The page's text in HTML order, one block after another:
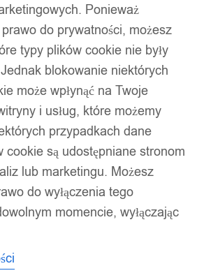
Ponieważ
do prywatności, możesz
typy plików cookie nie były
blokowanie niektórych
może wpłynąć na Twoje
i usług, które możemy
przypadkach dane
cookie są udostępniane stronom
lub marketingu. Możesz
do wyłączenia tego
momencie, wyłączając